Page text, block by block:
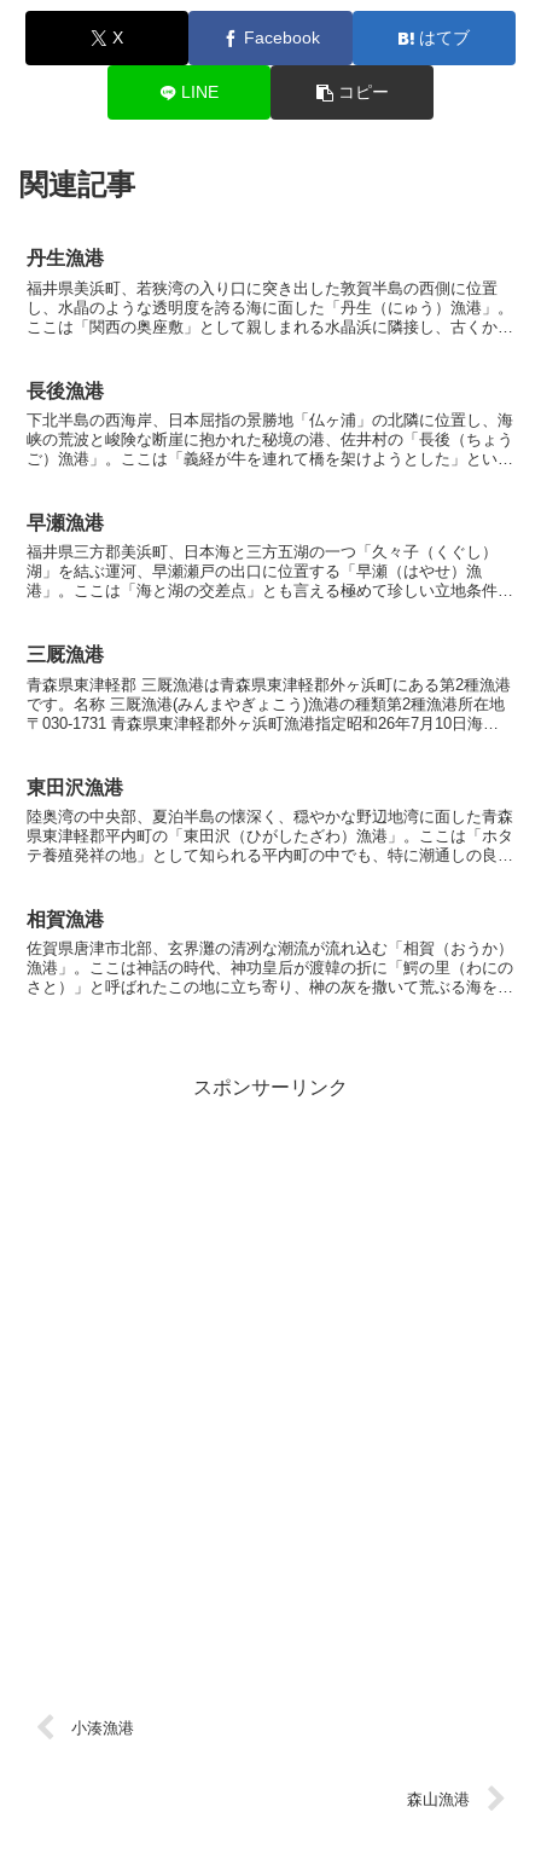
X Facebook はてブ
LINE コピー
関連記事
丹生漁港
福井県美浜町、若狭湾の入り口に突き出した敦賀半島の西側に位置
し、水晶のような透明度を誇る海に面した「丹生（にゅう）漁港」。
ここは「関西の奥座敷」として親しまれる水晶浜に隣接し、古くから
長後漁港
下北半島の西海岸、日本屈指の景勝地「仏ヶ浦」の北隣に位置し、海
峡の荒波と峻険な断崖に抱かれた秘境の港、佐井村の「長後（ちょう
ご）漁港」。ここは「義経が牛を連れて橋を架けようとした」という
早瀬漁港
福井県三方郡美浜町、日本海と三方五湖の一つ「久々子（くぐし）
湖」を結ぶ運河、早瀬瀬戸の出口に位置する「早瀬（はやせ）漁
港」。ここは「海と湖の交差点」とも言える極めて珍しい立地条件を
三厩漁港
青森県東津軽郡 三厩漁港は青森県東津軽郡外ヶ浜町にある第2種漁港
です。名称 三厩漁港(みんまやぎょこう)漁港の種類第2種漁港所在地
〒030-1731 青森県東津軽郡外ヶ浜町漁港指定昭和26年7月10日海岸
東田沢漁港
陸奥湾の中央部、夏泊半島の懐深く、穏やかな野辺地湾に面した青森
県東津軽郡平内町の「東田沢（ひがしたざわ）漁港」。ここは「ホタ
テ養殖発祥の地」として知られる平内町の中でも、特に潮通しの良い
相賀漁港
佐賀県唐津市北部、玄界灘の清冽な潮流が流れ込む「相賀（おうか）
漁港」。ここは神話の時代、神功皇后が渡韓の折に「鰐の里（わにの
さと）」と呼ばれたこの地に立ち寄り、榊の灰を撒いて荒ぶる海を鎮
スポンサーリンク
小湊漁港
森山漁港